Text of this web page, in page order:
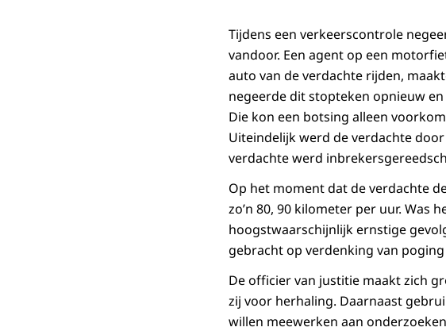
Tijdens een verkeerscontrole
vandoor. Een agent op een
auto van de verdachte rijden,
negeerde dit stopteken opnieuw
Die kon een botsing alleen
Uiteindelijk werd de verdachte
verdachte werd
Op het moment dat de verdachte
zo’n 80, 90 kilometer per uur. Was
hoogstwaarschijnlijk ernstige
gebracht op verdenking van
De officier van justitie maakt zich
zij voor herhaling. Daarnaast
willen meewerken aan